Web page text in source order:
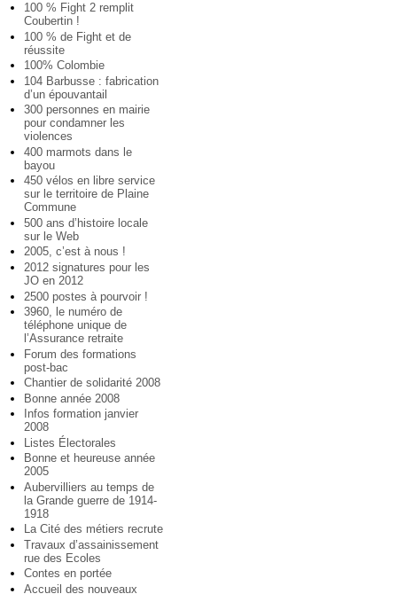
100 % Fight 2 remplit
Coubertin !
100 % de Fight et de
réussite
100% Colombie
104 Barbusse : fabrication
d’un épouvantail
300 personnes en mairie
pour condamner les
violences
400 marmots dans le
bayou
450 vélos en libre service
sur le territoire de Plaine
Commune
500 ans d’histoire locale
sur le Web
2005, c’est à nous !
2012 signatures pour les
JO en 2012
2500 postes à pourvoir !
3960, le numéro de
téléphone unique de
l’Assurance retraite
Forum des formations
post-bac
Chantier de solidarité 2008
Bonne année 2008
Infos formation janvier
2008
Listes Électorales
Bonne et heureuse année
2005
Aubervilliers au temps de
la Grande guerre de 1914-
1918
La Cité des métiers recrute
Travaux d’assainissement
rue des Ecoles
Contes en portée
Accueil des nouveaux